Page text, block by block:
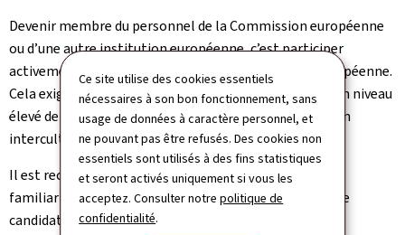
Ce site utilise des cookies essentiels
nécessaires à son bon fonctionnement, sans
usage de données à caractère personnel, et
ne pouvant pas être refusés. Des cookies non
essentiels sont utilisés à des fins statistiques
et seront activés uniquement si vous les
acceptez. Consulter notrepolitique de
confidentialité.
Devenir membre du personnel de la Commission européenne
ou d’une autre institution européenne, c’est participer
activement au processus d’intégration de l’Union européenne.
Cela exige, outre les qualifications professionnelles, un niveau
élevé de préparation et de capacité à la communication
interculturelle.
Il est recommandé aux personnes intéressées de se
familiariser avec la structure de l’UE avant de poser une
candidature. Voici quelques liens utiles :